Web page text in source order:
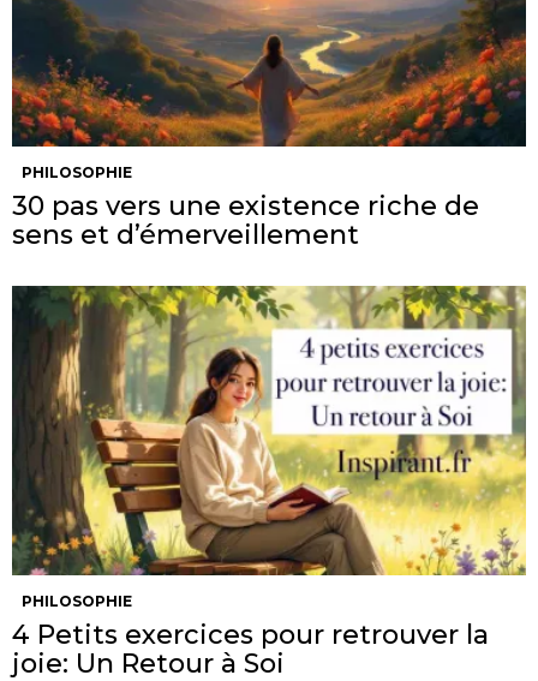
PHILOSOPHIE
30 pas vers une existence riche de
sens et d’émerveillement
PHILOSOPHIE
4 Petits exercices pour retrouver la
joie: Un Retour à Soi